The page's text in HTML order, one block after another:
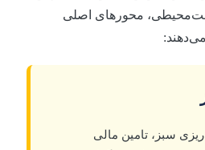
محورهای اصلی
سبز، تامین مالی